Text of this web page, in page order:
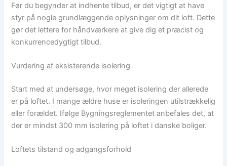
Før du begynder at indhente tilbud, er det vigtigt at have
styr på nogle grundlæggende oplysninger om dit loft. Dette
gør det lettere for håndværkere at give dig et præcist og
konkurrencedygtigt tilbud.
Vurdering af eksisterende isolering
Start med at undersøge, hvor meget isolering der allerede
er på loftet. I mange ældre huse er isoleringen utilstrækkelig
eller forældet. Ifølge Bygningsreglementet anbefales det, at
der er mindst 300 mm isolering på loftet i danske boliger.
Loftets tilstand og adgangsforhold